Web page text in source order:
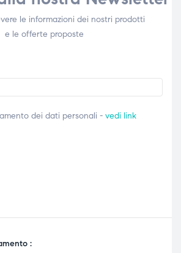
le informazioni dei nostri prodotti
e le offerte proposte
dei dati personali - vedi link
: